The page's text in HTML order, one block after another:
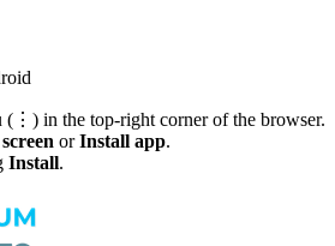
(⋮) in the top-right corner of the browser.
orInstall app.
Install.